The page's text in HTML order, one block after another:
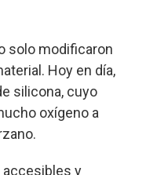
solo modificaron
Hoy en día,
silicona, cuyo
oxígeno a
accesibles y